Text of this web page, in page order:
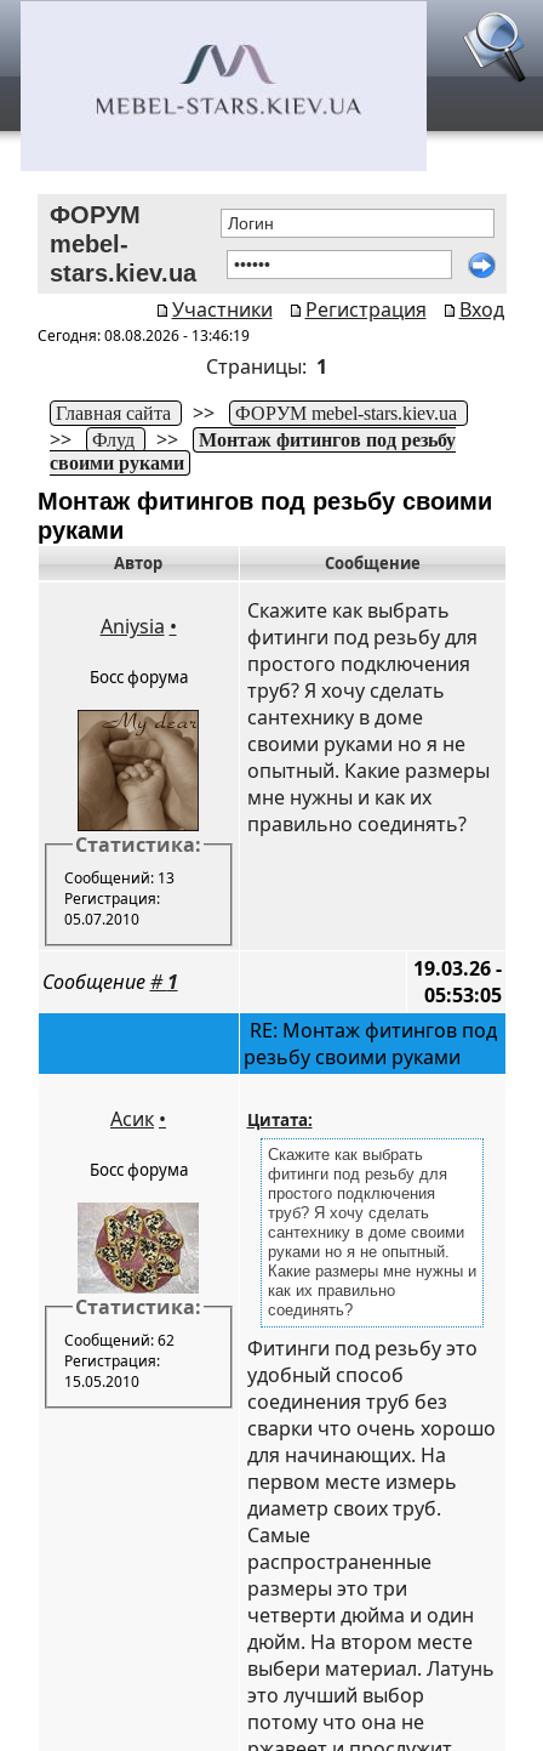
ФОРУМ
mebel-
stars.kiev.ua
Участники
Регистрация Вход
Сегодня: 08.08.2026 - 13:46:19
Страницы: 1
Главная сайта >> ФОРУМ mebel-stars.kiev.ua
>> Флуд >>
Монтаж фитингов под резьбу
своими руками
Монтаж фитингов под резьбу своими
руками
Автор Сообщение
Aniysia •
Босс форума
Статистика:
Сообщений: 13
Регистрация:
05.07.2010
Скажите как выбрать
фитинги под резьбу для
простого подключения
труб? Я хочу сделать
сантехнику в доме
своими руками но я не
опытный. Какие размеры
мне нужны и как их
правильно соединять?
Сообщение#1
19.03.26 -
05:53:05
RE: Монтаж фитингов под
резьбу своими руками
Асик •
Босс форума
Статистика:
Сообщений: 62
Регистрация:
15.05.2010
Цитата:
Скажите как выбрать
фитинги под резьбу для
простого подключения
труб? Я хочу сделать
сантехнику в доме своими
руками но я не опытный.
Какие размеры мне нужны и
как их правильно
соединять?
Фитинги под резьбу это
удобный способ
соединения труб без
сварки что очень хорошо
для начинающих. На
первом месте измерь
диаметр своих труб.
Самые
распространенные
размеры это три
четверти дюйма и один
дюйм. На втором месте
выбери материал. Латунь
это лучший выбор
потому что она не